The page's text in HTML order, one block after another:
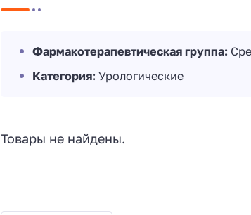
Фармакотерапевтическая группа:
Категория: Урологические
Товары не найдены.